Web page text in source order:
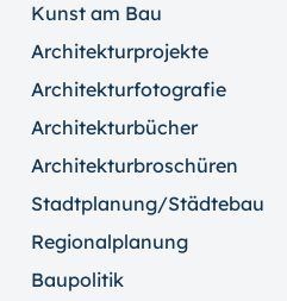
Kunst am Bau
Architekturprojekte
Architekturfotografie
Architekturbücher
Architekturbroschüren
Stadtplanung/Städtebau
Regionalplanung
Baupolitik